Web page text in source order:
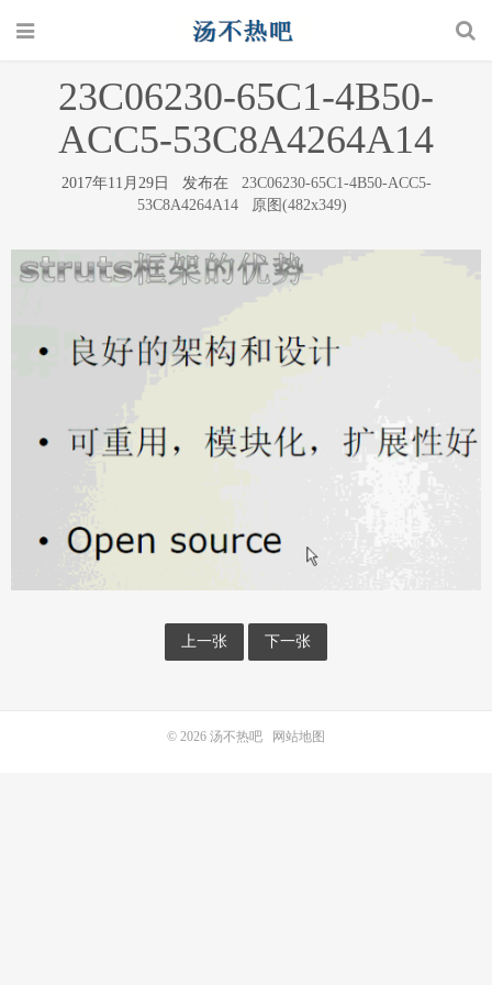
23C06230-65C1-4B50-
ACC5-53C8A4264A14
2017年11月29日 发布在 23C06230-65C1-4B50-ACC5-
53C8A4264A14
原图(482x349)
上一张 下一张
© 2026 汤不热吧 网站地图